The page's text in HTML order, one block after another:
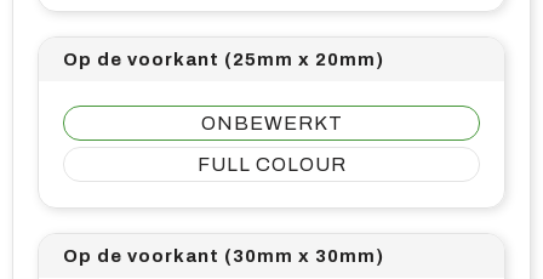
Op de voorkant (25mm x 20mm)
ONBEWERKT
FULL COLOUR
Op de voorkant (30mm x 30mm)